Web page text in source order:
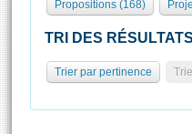
Pétitions
Présidence Conférence
Statistiques et
Propositions (168)
TRI DES RÉSULTATS
Trier par pertinence